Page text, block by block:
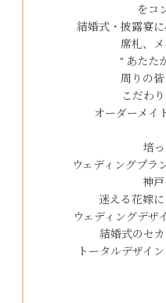
をコ
結婚式・披露宴
席札、
" あたた
周りの
こだわ
オーダーメイ
培
ウェディングプラ
神
迷える花嫁
ウェディングデザ
結婚式のセカ
トータルデザイ